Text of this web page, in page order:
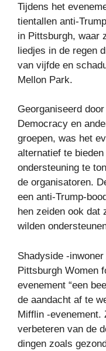
Tijdens het
tientallen anti-
in Pittsburgh, waar
liedjes in de regen
van vijfde en
Mellon Park.
Georganiseerd
Democracy en
groepen, was het
alternatief te
ondersteuning te
de organisatoren.
een anti-Trump-
hen zeiden ook dat
wilden
Shadyside -
Pittsburgh Women
evenement “een
de aandacht af te
Mifflin -evenement.
verbeteren van de
dingen zoals